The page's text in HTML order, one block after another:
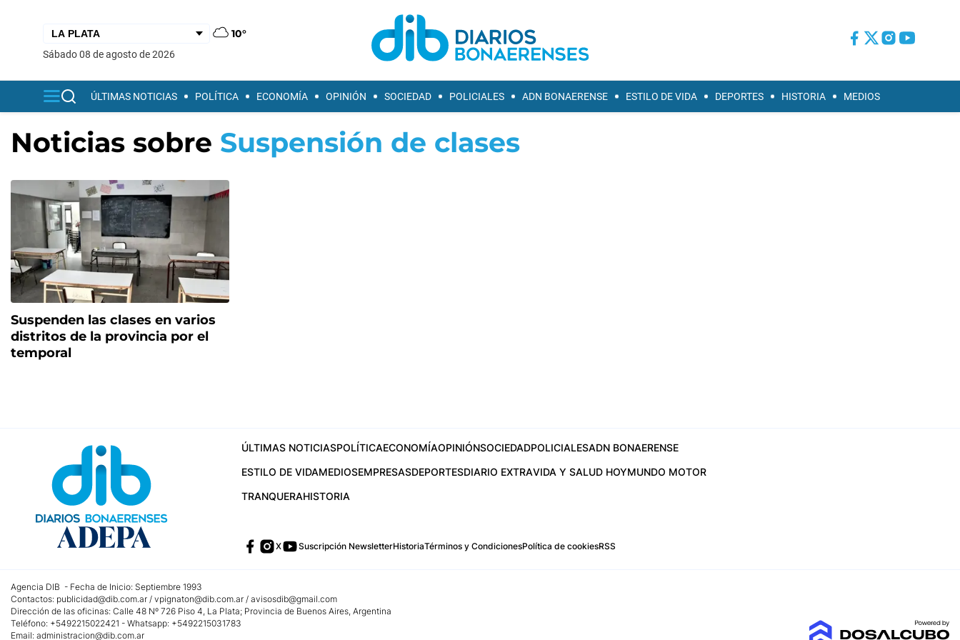
10°
sábado 08 de agosto de 2026
ÚLTIMAS NOTICIAS POLÍTICA ECONOMÍA OPINIÓN SOCIEDAD POLICIALES ADN BONAERENSE ESTILO DE VIDA DEPORTES HISTORIA MEDIOS
Noticias sobre Suspensión de clases
Suspenden las clases en varios
distritos de la provincia por el
temporal
ÚLTIMAS NOTICIASPOLÍTICAECONOMÍAOPINIÓNSOCIEDADPOLICIALESADN BONAERENSE
ESTILO DE VIDAMEDIOSEMPRESASDEPORTESDIARIO EXTRAVIDA Y SALUD HOYMUNDO MOTOR
TRANQUERAHISTORIA
X Suscripción NewsletterHistoriaTérminos y CondicionesPolítica de cookiesRSS
Agencia DIB - Fecha de Inicio: Septiembre 1993
Contactos: publicidad@dib.com.ar / vpignaton@dib.com.ar / avisosdib@gmail.com
Dirección de las oficinas: Calle 48 Nº 726 Piso 4, La Plata; Provincia de Buenos Aires, Argentina
Teléfono: +5492215022421 - Whatsapp: +5492215031783
Email: administracion@dib.com.ar